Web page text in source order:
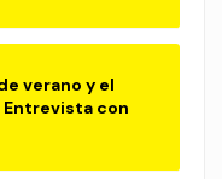
verano y el
Entrevista con